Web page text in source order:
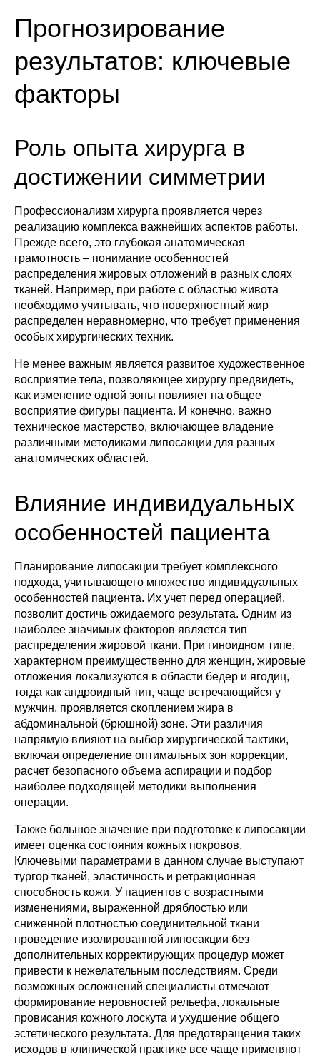
Прогнозирование
результатов: ключевые
факторы
Роль опыта хирурга в
достижении симметрии
Профессионализм хирурга проявляется через
реализацию комплекса важнейших аспектов работы.
Прежде всего, это глубокая анатомическая
грамотность – понимание особенностей
распределения жировых отложений в разных слоях
тканей. Например, при работе с областью живота
необходимо учитывать, что поверхностный жир
распределен неравномерно, что требует применения
особых хирургических техник.
Не менее важным является развитое художественное
восприятие тела, позволяющее хирургу предвидеть,
как изменение одной зоны повлияет на общее
восприятие фигуры пациента. И конечно, важно
техническое мастерство, включающее владение
различными методиками липосакции для разных
анатомических областей.
Влияние индивидуальных
особенностей пациента
Планирование липосакции требует комплексного
подхода, учитывающего множество индивидуальных
особенностей пациента. Их учет перед операцией,
позволит достичь ожидаемого результата. Одним из
наиболее значимых факторов является тип
распределения жировой ткани. При гиноидном типе,
характерном преимущественно для женщин, жировые
отложения локализуются в области бедер и ягодиц,
тогда как андроидный тип, чаще встречающийся у
мужчин, проявляется скоплением жира в
абдоминальной (брюшной) зоне. Эти различия
напрямую влияют на выбор хирургической тактики,
включая определение оптимальных зон коррекции,
расчет безопасного объема аспирации и подбор
наиболее подходящей методики выполнения
операции.
Также большое значение при подготовке к липосакции
имеет оценка состояния кожных покровов.
Ключевыми параметрами в данном случае выступают
тургор тканей, эластичность и ретракционная
способность кожи. У пациентов с возрастными
изменениями, выраженной дряблостью или
сниженной плотностью соединительной ткани
проведение изолированной липосакции без
дополнительных корректирующих процедур может
привести к нежелательным последствиям. Среди
возможных осложнений специалисты отмечают
формирование неровностей рельефа, локальные
провисания кожного лоскута и ухудшение общего
эстетического результата. Для предотвращения таких
исходов в клинической практике все чаще применяют